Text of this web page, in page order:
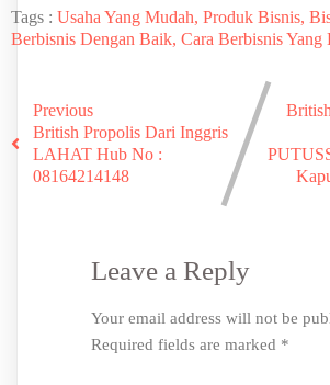
Tags : Usaha Yang Mudah, Produk Bisnis,
Berbisnis Dengan Baik, Cara Berbisnis Yang
Previous
British Propolis Dari Inggris
LAHAT Hub No :
08164214148
Leave a Reply
Your email address will not be
Required fields are marked *